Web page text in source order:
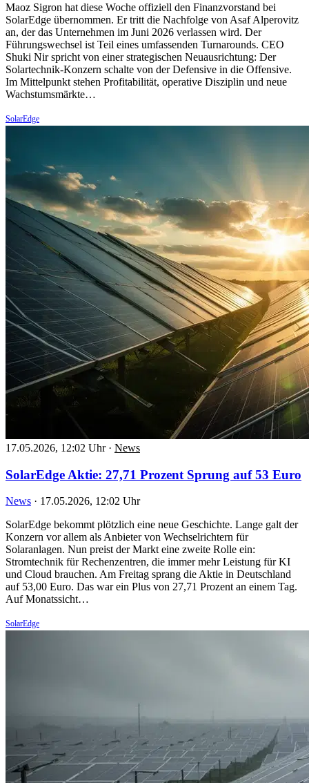
Maoz Sigron hat diese Woche offiziell den Finanzvorstand bei
SolarEdge übernommen. Er tritt die Nachfolge von Asaf Alperovitz
an, der das Unternehmen im Juni 2026 verlassen wird. Der
Führungswechsel ist Teil eines umfassenden Turnarounds. CEO
Shuki Nir spricht von einer strategischen Neuausrichtung: Der
Solartechnik-Konzern schalte von der Defensive in die Offensive.
Im Mittelpunkt stehen Profitabilität, operative Disziplin und neue
Wachstumsmärkte…
SolarEdge
17.05.2026, 12:02 Uhr · News
SolarEdge Aktie: 27,71 Prozent Sprung auf 53 Euro
News · 17.05.2026, 12:02 Uhr
SolarEdge bekommt plötzlich eine neue Geschichte. Lange galt der
Konzern vor allem als Anbieter von Wechselrichtern für
Solaranlagen. Nun preist der Markt eine zweite Rolle ein:
Stromtechnik für Rechenzentren, die immer mehr Leistung für KI
und Cloud brauchen. Am Freitag sprang die Aktie in Deutschland
auf 53,00 Euro. Das war ein Plus von 27,71 Prozent an einem Tag.
Auf Monatssicht…
SolarEdge